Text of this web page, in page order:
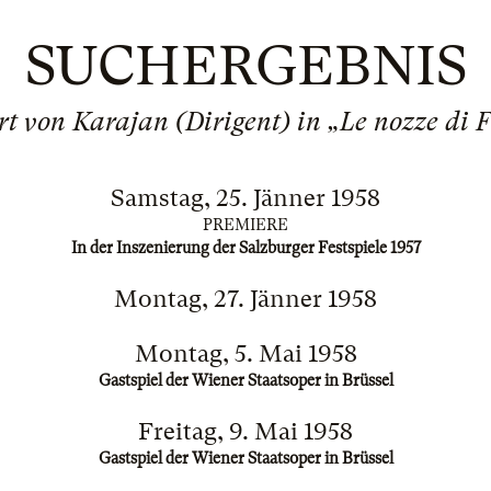
SUCHERGEBNIS
von Karajan (Dirigent) in „Le nozze di
Samstag, 25. Jänner 1958
PREMIERE
In der Inszenierung der Salzburger Festspiele 1957
Montag, 27. Jänner 1958
Montag, 5. Mai 1958
Gastspiel der Wiener Staatsoper in Brüssel
Freitag, 9. Mai 1958
Gastspiel der Wiener Staatsoper in Brüssel